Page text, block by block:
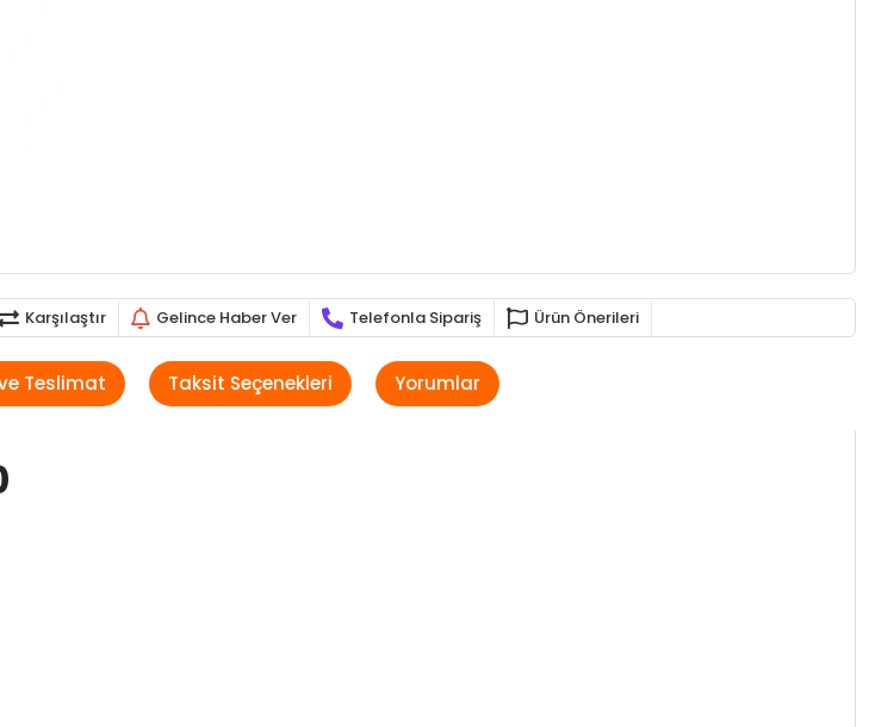
Karşılaştır Gelince Haber Ver Telefonla Sipariş Ürün Önerileri
Teslimat Taksit Seçenekleri Yorumlar